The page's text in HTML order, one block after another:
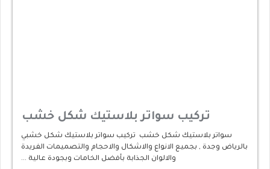
تركيب سواتر بلاستيك شكل خشب
سواتر بلاستيك شكل خشب تركيب سواتر بلاستيك شكل خشبي
بالرياض وجدة , بجميع الانواع والاشكال والاحجام والتصميمات الفريدة
والالوان الجذابة بأفضل الخامات وبجودة عالية …